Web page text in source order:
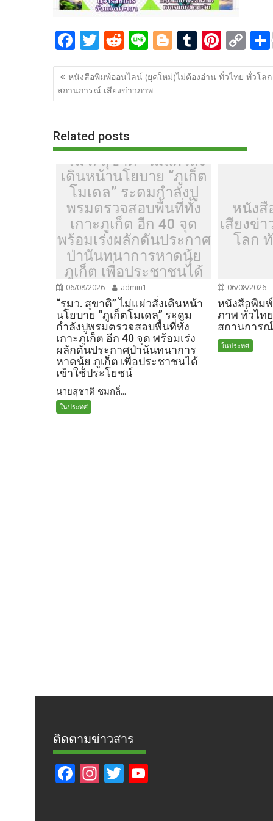
F
ac
e
b
o
k
T
w
itt
er
R
e
d
di
Li
n
e
Bl
o
g
g
T
u
m
bl
Pi
nt
er
e
C
o
p
y
k
แนะแนว
เรื่อง
หนังสือพิมพ์ออนไลน์ (ยุคใหม่)ไม่ต้องอ่าน ทั่วไทย ทั่วโล
สถานการณ์ เสียงข่าวภาพ
Related posts
“รมว. สุขาติ” ไม่แผ่วสั่ง
เดินหน้านโยบาย “ภูเก็ต
โมเดล” ระดมกำลังปู
พรมตรวจสอบพื้นที่ทั้ง
เกาะภูเก็ต อีก 40 จุด
พร้อมเร่งผลักดันประกาศ
ป่านันทนาการหาดนุ้ย
ภูเก็ต เพื่อประชาชนได้
เข้าใช้ประโยชน์
06/08/2026 admin1
“รมว. สุขาติ” ไม่แผ่วสั่งเดินหน้า
นโยบาย “ภูเก็ตโมเดล” ระดม
กำลังปูพรมตรวจสอบพื้นที่ทั้ง
เกาะภูเก็ต อีก 40 จุด พร้อมเร่ง
ผลักดันประกาศป่านันทนาการ
หาดนุ้ย ภูเก็ต เพื่อประชาชนได้
เข้าใช้ประโยชน์
นายสุชาติ ชมกลิ่...
ในประทศ
หนังสื
เสียงข่
โลก
06/08/2026
หนังสือพิม
ภาพ ทั่วไท
สถานการณ์
ในประทศ
ติดตามข่าวสาร
F In T